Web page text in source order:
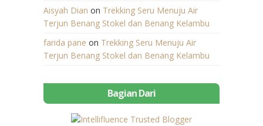
Aisyah Dian on Trekking Seru Menuju Air
Terjun Benang Stokel dan Benang Kelambu
farida pane on Trekking Seru Menuju Air
Terjun Benang Stokel dan Benang Kelambu
Bagian Dari